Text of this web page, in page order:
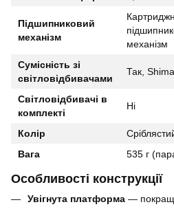
Підшипниковий
механізм
механізм
Сумісність зі
світловідбивачами
Так,
Світловідбивачі в
комплекті
Ні
Колір
Вага
535 г
Особливості конструкції
Увігнута платформа —